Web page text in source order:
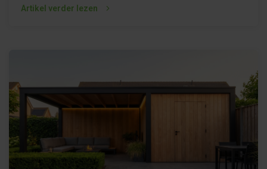
Artikel verder lezen